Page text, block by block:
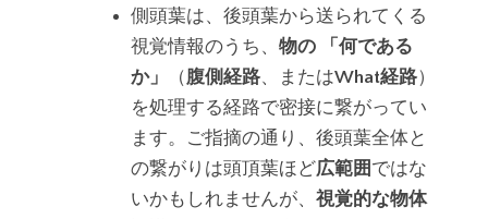
側頭葉は、後頭葉から送られてくる
視覚情報のうち、 物の
「何である
か」
（腹側経路、またはWhat経路）
を処理する経路で密接に繋がってい
ます。ご指摘の通り、後頭葉全体と
の繋がりは頭頂葉ほど広範囲 ではな
いかもしれませんが、 視覚的な物体